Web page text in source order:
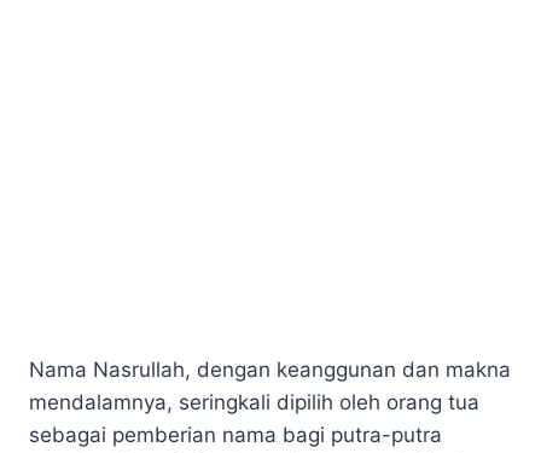
Nama Nasrullah, dengan keanggunan dan makna
mendalamnya, seringkali dipilih oleh orang tua
sebagai pemberian nama bagi putra-putra